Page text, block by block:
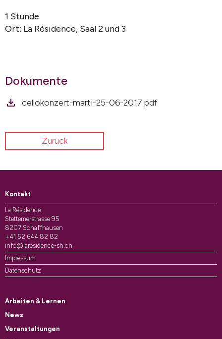
1 Stunde
Ort: La Résidence, Saal 2 und 3
Dokumente
cellokonzert-marti-25-06-2017.pdf
Zurück
Kontakt
La Résidence
Stettemerstrasse 95
8207 Schaffhausen
+41 52 644 82 82
info@laresidence-sh.ch
Impressum
Datenschutz
Arbeiten & Lernen
News
Veranstaltungen